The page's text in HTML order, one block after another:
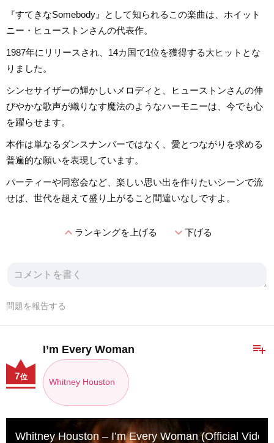
『すてきなSomebody』として知られるこの楽曲は、ホイット
ニー・ヒューストンさんの代表作。
1987年にリリースされ、14カ国で1位を獲得する大ヒットとな
りました。
シンセサイザーの輝かしいメロディと、ヒューストンさんの伸
びやかな歌声が織りなす魔法のようなハーモニーは、今でも心
を躍らせます。
本作は単なるダンスナンバーではなく、愛とつながりを求める
普遍的な願いを表現しています。
パーティーや同窓会など、楽しい思い出を作りたいシーンで流
せば、世代を超えて盛り上がること間違いなしですよ。
expand_lessランキングを上げる expand_more下げる
問題を報告する
playlist_add
I’m Every Woman
Whitney Houston
7位
Whitney Houston – I’m Every Woman (Official Video)